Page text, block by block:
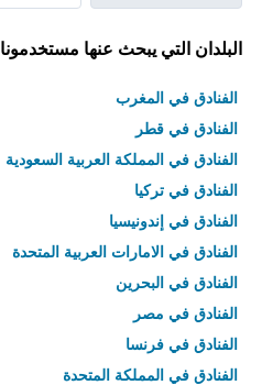
البلدان التي يبحث عنها مستخدمونا
الفنادق في المغرب
الفنادق في قطر
الفنادق في المملكة العربية السعودية
الفنادق في تركيا
الفنادق في إندونيسيا
الفنادق في الامارات العربية المتحدة
الفنادق في البحرين
الفنادق في مصر
الفنادق في فرنسا
الفنادق في المملكة المتحدة